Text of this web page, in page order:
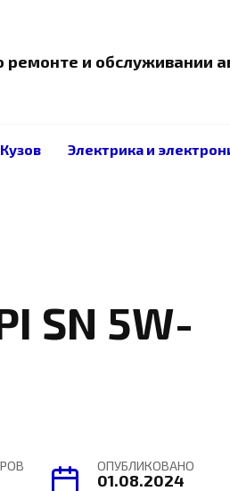
ремонте и обслуживании
Кузов Электрика и
SN 5W-
ОПУБЛИКОВАНО
01.08.2024